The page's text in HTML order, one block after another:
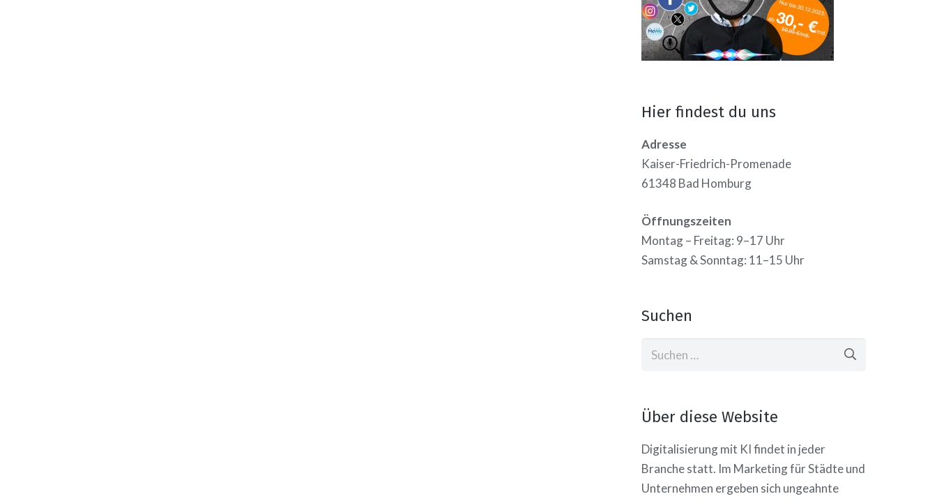
Hier findest du uns
Adresse
Kaiser-Friedrich-Promenade
61348 Bad Homburg
Öffnungszeiten
Montag – Freitag: 9–17 Uhr
Samstag & Sonntag: 11–15 Uhr
Suchen
Suchen
Über diese Website
Digitalisierung mit KI findet in jeder
Branche statt. Im Marketing für Städte und
Unternehmen ergeben sich ungeahnte